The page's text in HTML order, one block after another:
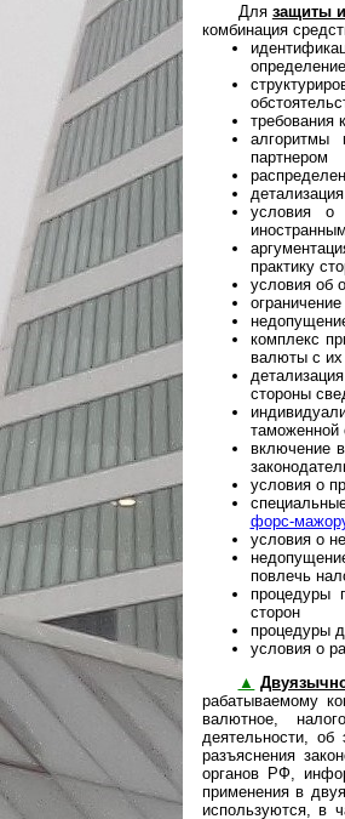
Для защиты
комбинация
требования к
алгоритмы
партнером
детализация
условия о
практику
условия об
комплекс
валюты с их
стороны
таможенной
включение
условия о
форс-
условия о
повлечь
процедуры
сторон
процедуры
условия о
▲
ра­ба­ты­ва­е­мо­му
валютное,
деятельности,
разъяснения
органов РФ,
применения в
используются, в